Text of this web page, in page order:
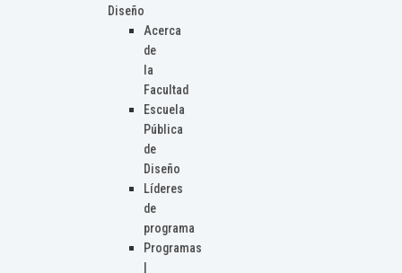
Diseño
Acerca
de
la
Facultad
Escuela
Pública
de
Diseño
Líderes
de
programa
Programas